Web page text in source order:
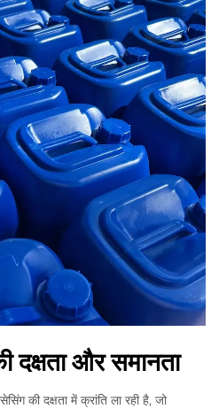
दक्षता और समानता
की दक्षता में क्रांति ला रही है, जो